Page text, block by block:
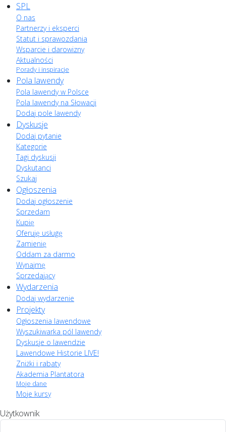
SPL
O nas
Partnerzy i eksperci
Statut i sprawozdania
Wsparcie i darowizny
Aktualności
Porady i inspiracje
Pola lawendy
Pola lawendy w Polsce
Pola lawendy na Słowacji
Dodaj pole lawendy
Dyskusje
Dodaj pytanie
Kategorie
Tagi dyskusji
Dyskutanci
Szukaj
Ogłoszenia
Dodaj ogłoszenie
Sprzedam
Kupię
Oferuję usługę
Zamienię
Oddam za darmo
Wynajmę
Sprzedający
Wydarzenia
Dodaj wydarzenie
Projekty
Ogłoszenia lawendowe
Wyszukiwarka pól lawendy
Dyskusje o lawendzie
Lawendowe Historie LIVE!
Zniżki i rabaty
Akademia Plantatora
Moje dane
Moje kursy
Użytkownik